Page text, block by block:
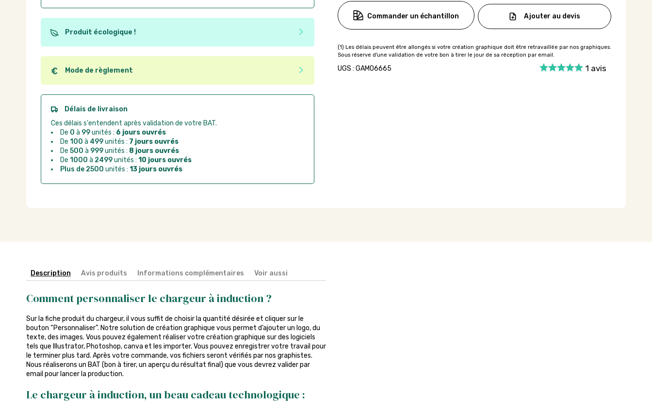
Commander un échantillon
1 avis
Ajouter au devis
UGS : GAMO6665
Produit écologique !
Ce produit est éco-conçu, il a été fabriqué à partir de matériaux recyclés ou
recyclables. Ces produits peuvent plus facilement obtenir une seconde vie après
utilisation. L'origine de fabrication du produit n'entre pas dans les critères d'éco-
conception.
Mode de règlement
Quel que soit le mode de règlement, vous pouvez passer commande en ligne sur
Good Act.
Paiement CB :paiement sécurisé par carte bancaire
Virement bancaire :
règlement sur facture après la commande
Chorus Pro :règlement par mandat administratif après la commande
Délais de livraison
Ces délais s'entendent après validation de votre BAT.
De 0 à 99unités : 6 jours ouvrés
De 100 à 499unités : 7 jours ouvrés
De 500 à 999unités : 8 jours ouvrés
De 1000 à 2499unités : 10 jours ouvrés
Plus de 2500 unités : 13 jours ouvrés
Description Avis produits Informations complémentaires Voir aussi
Comment personnaliser le chargeur à induction ?
Sur la fiche produit du chargeur, il vous suffit de choisir la quantité désirée et cliquer sur le
bouton “Personnaliser”. Notre solution de création graphique vous permet d’ajouter un logo, du
texte, des images. Vous pouvez également réaliser votre création graphique sur des logiciels
tels que Illustrator, Photoshop, canva et les importer. Vous pouvez enregistrer votre travail pour
le terminer plus tard. Après votre commande, vos fichiers seront vérifiés par nos graphistes.
Nous réaliserons un BAT (bon à tirer, un aperçu du résultat final) que vous devrez valider par
email pour lancer la production.
Le chargeur à induction, un beau cadeau technologique :